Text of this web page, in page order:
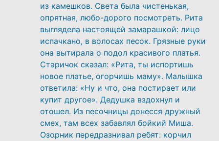
из камешков. Света была чистенькая,
опрятная, любо-дорого посмотреть. Рита
выглядела настоящей замарашкой: лицо
испачкано, в волосах песок. Грязные руки
она вытирала о подол красивого платья.
Старичок сказал: «Рита, ты испортишь
новое платье, огорчишь маму». Малышка
ответила: «Ну и что, она постирает или
купит другое». Дедушка вздохнул и
отошел. Из песочницы донесся дружный
смех, там всех забавлял бойкий Миша.
Озорник передразнивал ребят: корчил